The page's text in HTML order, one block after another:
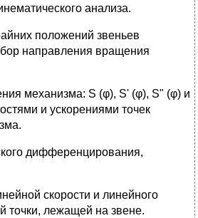
анализа.
положений звеньев
направления вращения
механизма: S (φ), S' (φ), S" (φ) и
и ускорениями точек
дифференцирования,
скорости и линейного
точки, лежащей на звене.